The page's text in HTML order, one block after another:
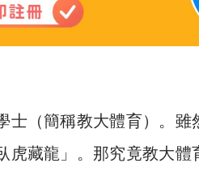
（簡稱教大體育）。雖
藏龍」。那究竟教大體